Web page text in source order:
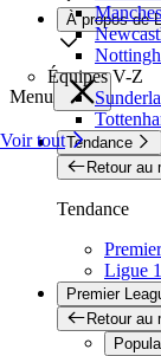
Équipes V-Z
Voir tout
À propos de
Menu
Tendance
Retour au
Tendance
Ligue 1
Premier
Retour au